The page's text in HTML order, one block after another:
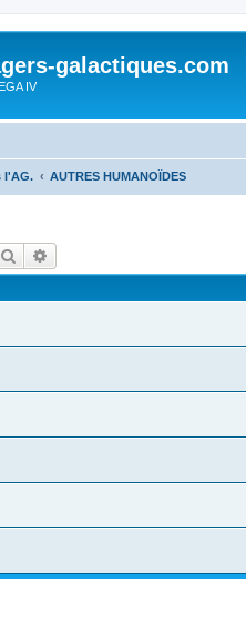
galactiques.com
IV
l'AG. AUTRES HUMANOÏDES
Rechercher